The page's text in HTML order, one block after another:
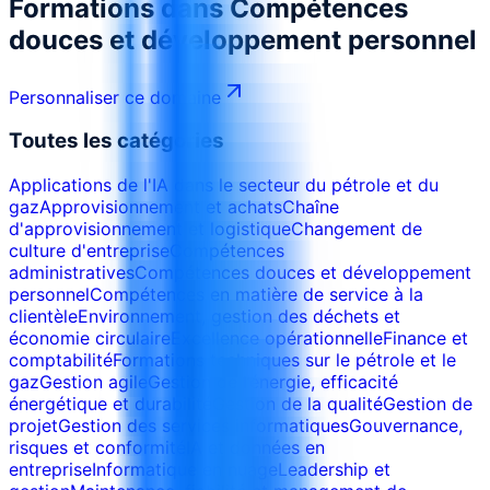
Formations dans Compétences
douces et développement personnel
Personnaliser ce domaine
Toutes les catégories
Applications de l'IA dans le secteur du pétrole et du
gazApprovisionnement et achatsChaîne
d'approvisionnement et logistiqueChangement de
culture d'entrepriseCompétences
administrativesCompétences douces et développement
personnelCompétences en matière de service à la
clientèleEnvironnement, gestion des déchets et
économie circulaire Excellence opérationnelleFinance et
comptabilitéFormations techniques sur le pétrole et le
gazGestion agile Gestion de l’énergie, efficacité
énergétique et durabilité
Gestion de la qualitéGestion de
projetGestion des services informatiquesGouvernance,
risques et conformité
IA et données en
entrepriseInformatique en nuageLeadership et